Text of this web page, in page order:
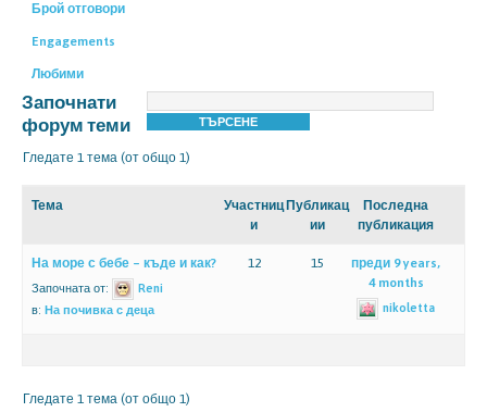
Брой отговори
Engagements
Любими
Започнати
форум теми
Гледате 1 тема (от общо 1)
Тема
Участниц
и
Публикац
ии
Последна
публикация
На море с бебе – къде и как?
Започната от:
Reni
в: На почивка с деца
12 15
преди 9 years,
4 months
nikoletta
Гледате 1 тема (от общо 1)